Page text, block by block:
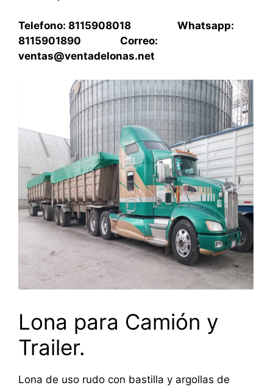
Telefono: 8115908018 Whatsapp:
8115901890 Correo:
ventas@ventadelonas.net
Lona para Camión y
Trailer.
Lona de uso rudo con bastilla y argollas de